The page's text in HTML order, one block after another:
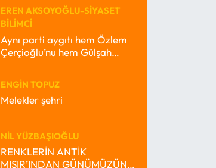
EREN AKSOYOĞLU-SIYASET
BILIMCI
Aynı parti aygıtı hem Özlem
Çerçioğlu’nu hem Gülşah
ENGIN TOPUZ
Melekler şehri
NIL YÜZBAŞIOĞLU
RENKLERİN ANTİK
MISIR’INDAN GÜNÜMÜZÜN